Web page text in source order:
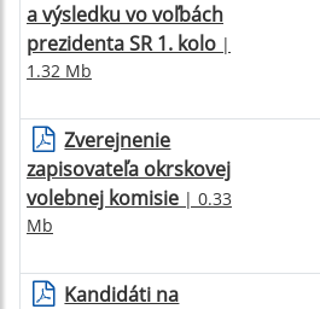
a výsledku vo voľbách
prezidenta SR 1. kolo |
1.32 Mb
Zverejnenie
zapisovateľa okrskovej
volebnej komisie | 0.33
Mb
Kandidáti na